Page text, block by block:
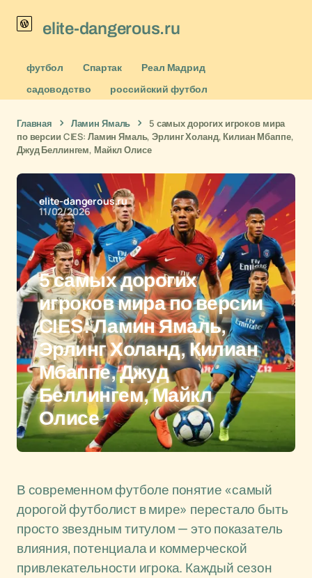
elite-dangerous.ru
футбол Спартак
Реал Мадрид
садоводство
российский футбол
Главная Ламин Ямаль
5 самых дорогих игроков мира
по версии CIES: Ламин Ямаль, Эрлинг Холанд, Килиан Мбаппе,
Джуд Беллингем, Майкл Олисе
elite-dangerous.ru
11/02/2026
5 самых дорогих
игроков мира по версии
CIES: Ламин Ямаль,
Эрлинг Холанд, Килиан
Мбаппе, Джуд
Беллингем, Майкл
Олисе
В современном футболе понятие «самый
дорогой футболист в мире» перестало быть
просто звездным титулом — это показатель
влияния, потенциала и коммерческой
привлекательности игрока. Каждый сезон